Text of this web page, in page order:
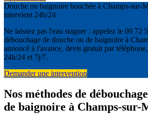
Douche ou baignoire bouchée à Champs-sur-
intervient 24h/24
Ne laissez pas l'eau stagner : appelez le 09 72
débouchage de douche ou de baignoire à
annoncé à l'avance, devis gratuit par
24h/24 et 7j/7.
Demander une intervention
Nos méthodes de
de baignoire à Champs-sur-